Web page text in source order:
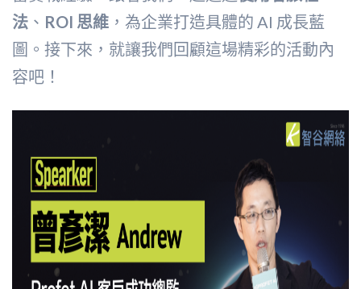
法 、 ROI 思維 ，為企業打造具體的 AI 成長藍
圖。接下來，就讓我們回顧這場精彩的活動內
容吧！